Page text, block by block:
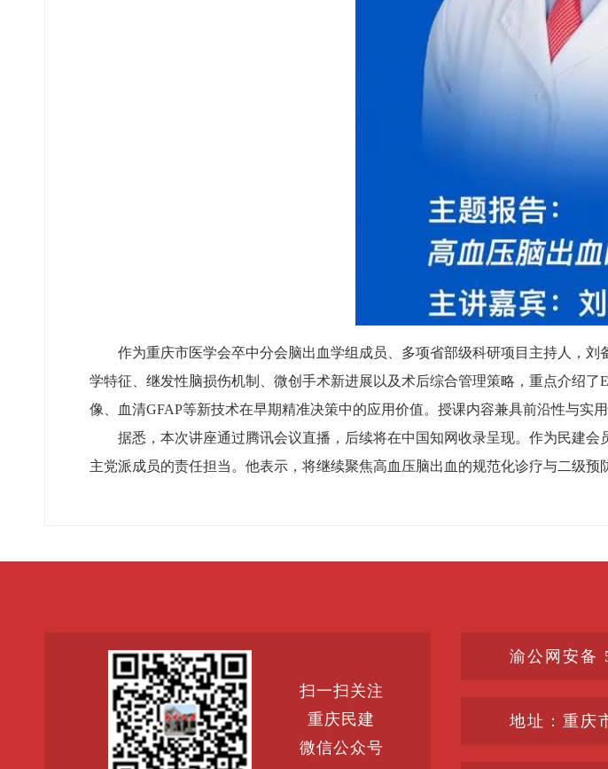
作为重庆市医学会卒中分会脑出血学组成员、多项省部级科研项目主持人，
学特征、继发性脑损伤机制、微创手术新进展以及术后综合管理策略，重点介绍
像、血清GFAP等新技术在早期精准决策中的应用价值。授课内容兼具前沿性与实
据悉，本次讲座通过腾讯会议直播，后续将在中国知网收录呈现。作为民建
主党派成员的责任担当。他表示，将继续聚焦高血压脑出血的规范化诊疗与二级
扫一扫关注
重庆民建
微信公众号
渝公网安备
地址：重庆